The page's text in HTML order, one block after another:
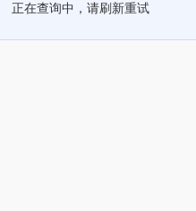
正在查询中，请刷新重试